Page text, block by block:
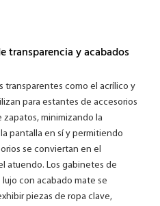
transparencia y acabados
transparentes como el acrílico y
para estantes de accesorios
zapatos, minimizando la
pantalla en sí y permitiendo
se conviertan en el
atuendo. Los gabinetes de
con acabado mate se
piezas de ropa clave,